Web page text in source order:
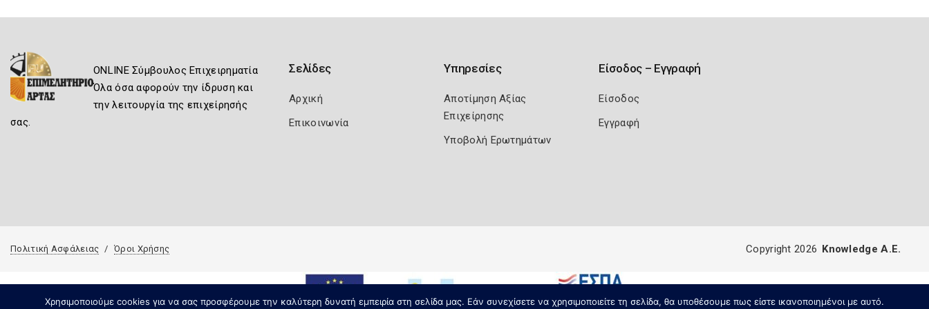
ONLINE Σύμβουλος Επιχειρηματία
Όλα όσα αφορούν την ίδρυση και
την λειτουργία της επιχείρησής
σας.
Σελίδες
Αρχική
Επικοινωνία
Υπηρεσίες
Αποτίμηση Αξίας
Επιχείρησης
Υποβολή Ερωτημάτων
Είσοδος – Εγγραφή
Είσοδος
Εγγραφή
Πολιτική Ασφάλειας Όροι Χρήσης
Χρησιμοποιούμε cookies για να σας προσφέρουμε την καλύτερη δυνατή εμπειρία στη σελίδα μας. Εάν συνεχίσετε να χρησιμοποιείτε τη σελίδα, θα υποθέσουμε πως είστε ικανοποιημένοι με αυτό.
Copyright 2026 Knowledge A.E.